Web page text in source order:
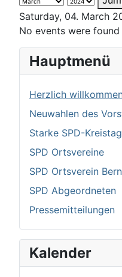
Saturday, 04. March
No events were found
Hauptmenü
Herzlich
Neuwahlen des
Starke SPD-
SPD Ortsvereine
SPD Ortsverein
SPD Abgeordneten
Pressemitteilungen
Kalender